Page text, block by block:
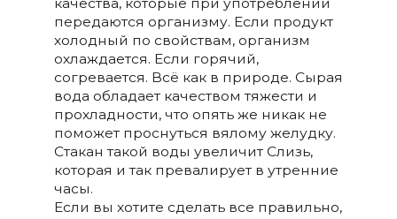
передаются организму. Если продукт
холодный по свойствам, организм
охлаждается. Если горячий,
согревается. Всё как в природе. Сырая
вода обладает качеством тяжести и
прохладности, что опять же никак не
поможет проснуться вялому желудку.
Стакан такой воды увеличит Слизь,
которая и так превалирует в утренние
часы.
Если вы хотите сделать все правильно,